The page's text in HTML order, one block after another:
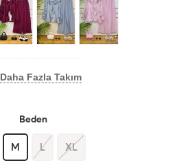
Daha Fazla Takım
Beden
M L XL